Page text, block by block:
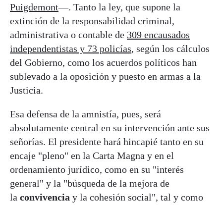
Puigdemont—. Tanto la ley, que supone la
extinción de la responsabilidad criminal,
administrativa o contable de 309 encausados
independentistas y 73 policías, según los cálculos
del Gobierno, como los acuerdos políticos han
sublevado a la oposición y puesto en armas a la
Justicia.
Esa defensa de la amnistía, pues, será
absolutamente central en su intervención ante sus
señorías. El presidente hará hincapié tanto en su
encaje "pleno" en la Carta Magna y en el
ordenamiento jurídico, como en su "interés
general" y la "búsqueda de la mejora de
la convivencia y la cohesión social", tal y como